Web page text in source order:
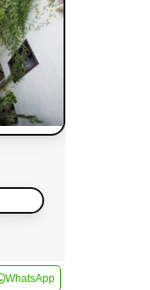
WhatsApp